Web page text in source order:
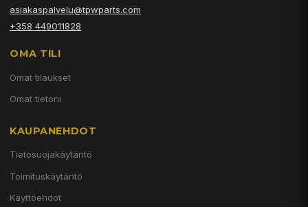
asiakaspalvelu@tpwparts.com
+358 449011828
OMA TILI
Omat tilaukset
Omat tietoni
KAUPANEHDOT
Tietosuojakäytäntö
Toimituskäytäntö
Käyttöehdot